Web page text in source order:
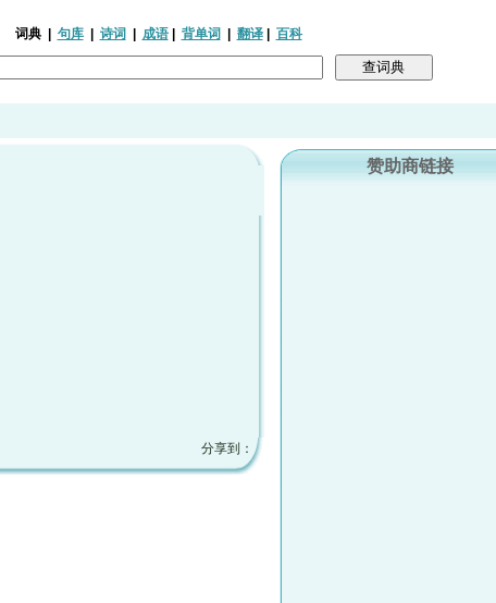
词典| 句库| 诗词 成语| 背单词 翻译| 百科
分享到：
赞助商链接